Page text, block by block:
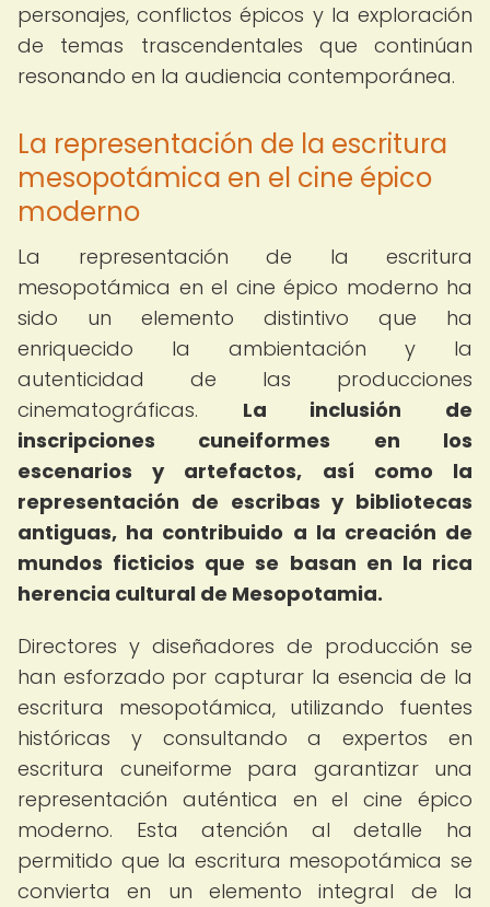
personajes, conflictos épicos y la exploración
de temas trascendentales que continúan
resonando en la audiencia contemporánea.
La representación de la escritura
mesopotámica en el cine épico
moderno
La representación de la escritura
mesopotámica en el cine épico moderno ha
sido un elemento distintivo que ha
enriquecido la ambientación y la
autenticidad de las producciones
cinematográficas. La inclusión de
inscripciones cuneiformes en los
escenarios y artefactos, así como la
representación de escribas y bibliotecas
antiguas, ha contribuido a la creación de
mundos ficticios que se basan en la rica
herencia cultural de Mesopotamia.
Directores y diseñadores de producción se
han esforzado por capturar la esencia de la
escritura mesopotámica, utilizando fuentes
históricas y consultando a expertos en
escritura cuneiforme para garantizar una
representación auténtica en el cine épico
moderno. Esta atención al detalle ha
permitido que la escritura mesopotámica se
convierta en un elemento integral de la